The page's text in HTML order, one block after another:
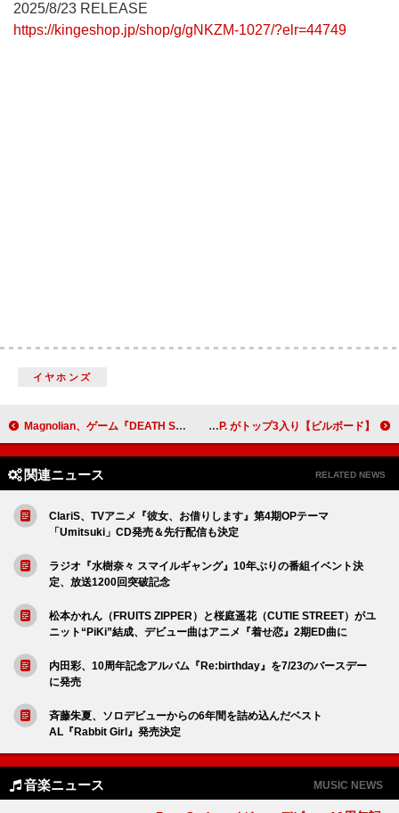
2025/8/23 RELEASE
https://kingeshop.jp/shop/g/gNKZM-1027/?elr=44749
イヤホンズ
Magnolian、ゲーム『DEATH STRANDING 2: ON THE BEACH』の挿入歌に起用＆デジタルEPリリース 【ビルボード】櫻坂46『Make or Break』54万枚でシングル1位、LE SSERAFIM／IMP. がトップ3入り
関連ニュース RELATED NEWS
ClariS、TVアニメ『彼女、お借りします』第4期OPテーマ
「Umitsuki」CD発売＆先行配信も決定
ラジオ『水樹奈々 スマイルギャング』10年ぶりの番組イベント決
定、放送1200回突破記念
松本かれん（FRUITS ZIPPER）と桜庭遥花（CUTIE STREET）がユ
ニット“PiKi”結成、デビュー曲はアニメ『着せ恋』2期ED曲に
内田彩、10周年記念アルバム『Re:birthday』を7/23のバースデー
に発売
斉藤朱夏、ソロデビューからの6年間を詰め込んだベスト
AL『Rabbit Girl』発売決定
音楽ニュース MUSIC NEWS